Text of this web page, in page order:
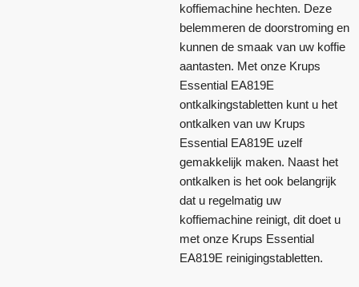
koffiemachine hechten. Deze
belemmeren de doorstroming en
kunnen de smaak van uw koffie
aantasten. Met onze Krups
Essential EA819E
ontkalkingstabletten kunt u het
ontkalken van uw Krups
Essential EA819E uzelf
gemakkelijk maken. Naast het
ontkalken is het ook belangrijk
dat u regelmatig uw
koffiemachine reinigt, dit doet u
met onze Krups Essential
EA819E reinigingstabletten.